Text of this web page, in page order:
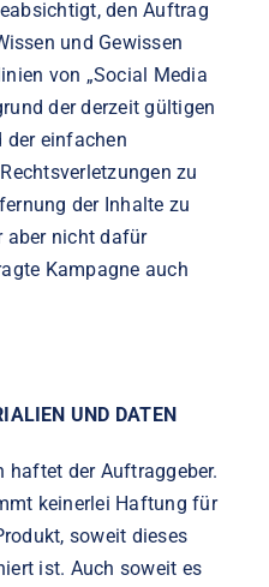
den Auftrag
und Gewissen
von „Social Media
der derzeit gültigen
der einfachen
zu
der Inhalte zu
aber nicht dafür
Kampagne auch
UND DATEN
haftet der Auftraggeber.
keinerlei Haftung für
soweit dieses
ist. Auch soweit es